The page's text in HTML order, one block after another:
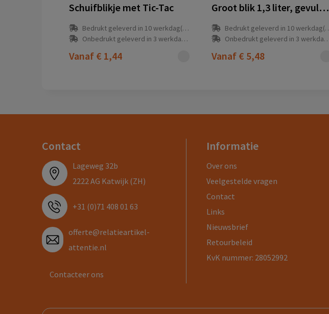
Schuifblikje met Tic-Tac
Bedrukt geleverd in 10 werkdag(en)
Onbedrukt geleverd in 3 werkdag(en)
Vanaf € 1,44
Groot blik 1,3 liter, gevuld met snoep
Bedrukt geleverd in 10 werkdag(en)
Onbedrukt geleverd in 3 werkdag(en)
Vanaf € 5,48
Contact
Lageweg 32b
2222 AG Katwijk (ZH)
+31 (0)71 408 01 63
offerte@relatieartikel-
attentie.nl
Contacteer ons
Informatie
Over ons
Veelgestelde vragen
Contact
Links
Nieuwsbrief
Retourbeleid
KvK nummer: 28052992